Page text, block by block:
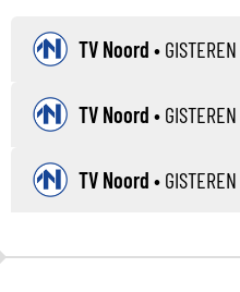
TV Noord • GISTEREN
TV Noord • GISTEREN
TV Noord • GISTEREN